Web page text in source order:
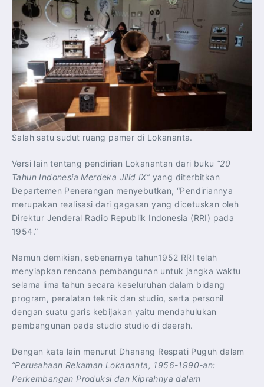
Salah satu sudut ruang pamer di Lokananta.
Versi lain tentang pendirian Lokanantan dari buku “20
Tahun Indonesia Merdeka Jilid IX” yang diterbitkan
Departemen Penerangan menyebutkan, “Pendiriannya
merupakan realisasi dari gagasan yang dicetuskan oleh
Direktur Jenderal Radio Republik Indonesia (RRI) pada
1954.”
Namun demikian, sebenarnya tahun1952 RRI telah
menyiapkan rencana pembangunan untuk jangka waktu
selama lima tahun secara keseluruhan dalam bidang
program, peralatan teknik dan studio, serta personil
dengan suatu garis kebijakan yaitu mendahulukan
pembangunan pada studio studio di daerah.
Dengan kata lain menurut Dhanang Respati Puguh dalam
“Perusahaan Rekaman Lokananta, 1956-1990-an:
Perkembangan Produksi dan Kiprahnya dalam